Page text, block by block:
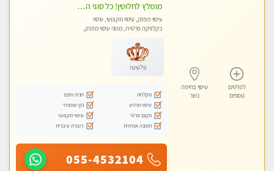
לפרטים
נוספים
עיסוי בחיפה
נשר
מומלץ לחלוטין! כל סוגי העיסויים מעסה מקצועית ואיכותית פרטי!!!
עיסוי מפנק, עיסוי מקצועי, עיסוי
בקלניקה פרטית, מכוני עיסוי מפנק,
פלטינה
מקלחת
חניה חינם
עיסוי מרגיע
נקי ומסודר
מקום פרטי
עיסוי מקצועי
תמונה אמיתית
דוברת עיברית
055-4532104